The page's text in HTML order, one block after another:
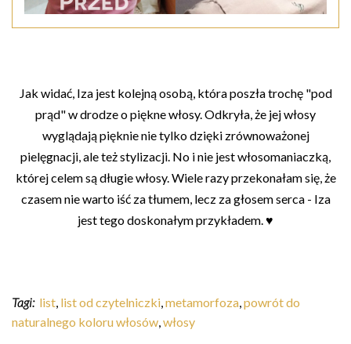
Jak widać, Iza jest kolejną osobą, która poszła trochę "pod
prąd" w drodze o piękne włosy. Odkryła, że jej włosy
wyglądają pięknie nie tylko dzięki zrównoważonej
pielęgnacji, ale też stylizacji. No i nie jest włosomaniaczką,
której celem są długie włosy. Wiele razy przekonałam się, że
czasem nie warto iść za tłumem, lecz za głosem serca - Iza
jest tego doskonałym przykładem. ♥
Tagi: list list od czytelniczki metamorfoza powrót do
naturalnego koloru włosów włosy